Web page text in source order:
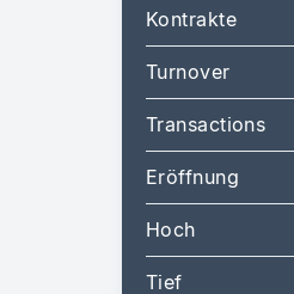
Kontrakte
Turnover
Transactions
Eröffnung
Hoch
Tief